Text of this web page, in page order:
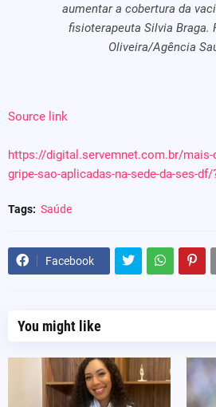
aumentar a cobertura da
fisioterapeuta Silvia Braga.
Oliveira/Agência
Source link
https://digital.servemnet.com.br/mais-
gripe-sao-aplicadas-na-sede-da-ses-
Tags: Saúde
Facebook
You might like